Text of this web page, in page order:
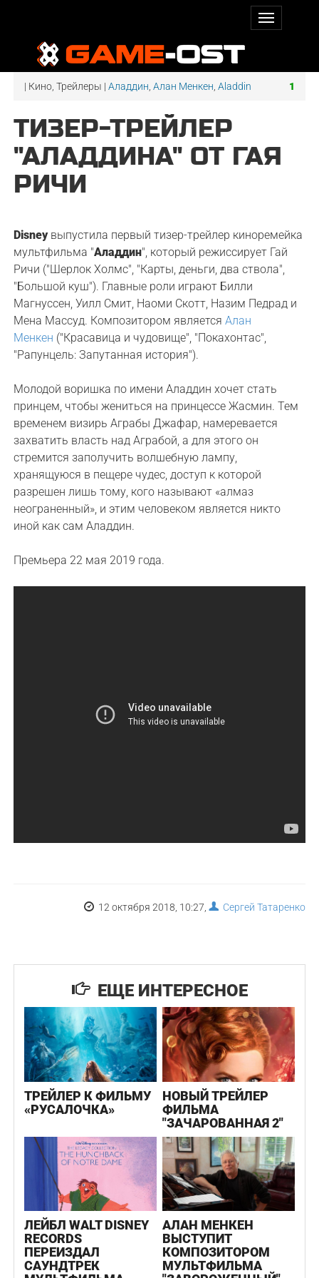
1
| Кино, Трейлеры |Аладдин ,Алан Менкен ,Aladdin
ТИЗЕР-ТРЕЙЛЕР
"АЛАДДИНА" ОТ ГАЯ
РИЧИ
Disney выпустила первый тизер-трейлер киноремейка
мультфильма "Аладдин", который режиссирует Гай
Ричи ("Шерлок Холмс", "Карты, деньги, два ствола",
"Большой куш"). Главные роли играют Билли
Магнуссен, Уилл Смит, Наоми Скотт, Назим Педрад и
Мена Массуд. Композитором являетсяАлан
Менкен ("Красавица и чудовище", "Покахонтас",
"Рапунцель: Запутанная история").
Молодой воришка по имени Аладдин хочет стать
принцем, чтобы жениться на принцессе Жасмин. Тем
временем визирь Аграбы Джафар, намеревается
захватить власть над Аграбой, а для этого он
стремится заполучить волшебную лампу,
хранящуюся в пещере чудес, доступ к которой
разрешен лишь тому, кого называют «алмаз
неограненный», и этим человеком является никто
иной как сам Аладдин.
Премьера 22 мая 2019 года.
12 октября 2018, 10:27, Сергей Татаренко
ЕЩЕ ИНТЕРЕСНОЕ
ТРЕЙЛЕР К ФИЛЬМУ
«РУСАЛОЧКА»
НОВЫЙ ТРЕЙЛЕР
ФИЛЬМА
"ЗАЧАРОВАННАЯ 2"
ЛЕЙБЛ WALT DISNEY
RECORDS
ПЕРЕИЗДАЛ
САУНДТРЕК
АЛАН МЕНКЕН
ВЫСТУПИТ
КОМПОЗИТОРОМ
МУЛЬТФИЛЬМА